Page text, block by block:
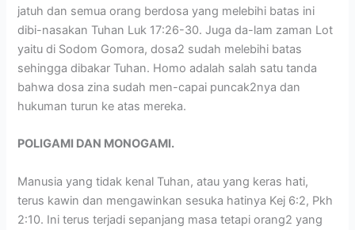
jatuh dan semua orang berdosa yang melebihi batas ini
dibi-nasakan Tuhan Luk 17:26-30. Juga da-lam zaman Lot
yaitu di Sodom Gomora, dosa2 sudah melebihi batas
sehingga dibakar Tuhan. Homo adalah salah satu tanda
bahwa dosa zina sudah men-capai puncak2nya dan
hukuman turun ke atas mereka.
POLIGAMI DAN MONOGAMI.
Manusia yang tidak kenal Tuhan, atau yang keras hati,
terus kawin dan mengawinkan sesuka hatinya Kej 6:2, Pkh
2:10. Ini terus terjadi sepanjang masa tetapi orang2 yang